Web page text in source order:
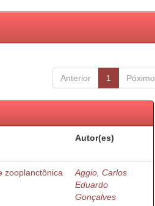
Anterior 1 Póximo
Autor(es)
zooplanctônica
Aggio, Carlos
Eduardo
Gonçalves